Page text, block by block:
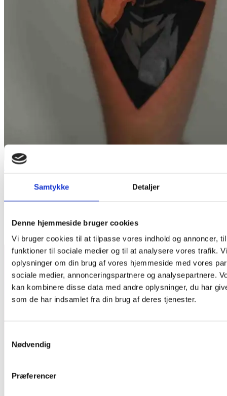
Samtykke Detaljer
Denne hjemmeside bruger cookies
Vi bruger cookies til at tilpasse vores indhold og annoncer,
funktioner til sociale medier og til at analysere vores trafik.
oplysninger om din brug af vores hjemmeside med vores
sociale medier, annonceringspartnere og analysepartnere.
kan kombinere disse data med andre oplysninger, du har
som de har indsamlet fra din brug af deres tjenester.
Nødvendig
Præferencer
Anime & cartoon
Pavel
Aarhus 2.0